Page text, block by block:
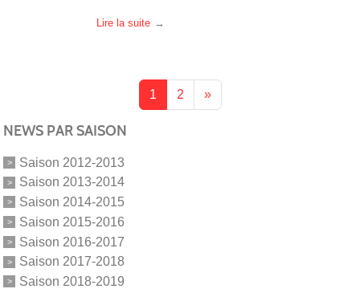
Lire la suite
1 2 »
NEWS PAR SAISON
Saison 2012-2013
Saison 2013-2014
Saison 2014-2015
Saison 2015-2016
Saison 2016-2017
Saison 2017-2018
Saison 2018-2019